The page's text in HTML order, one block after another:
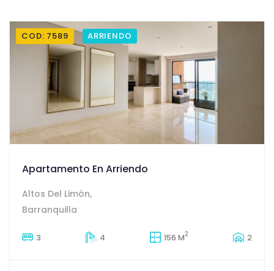
COD: 7589 ARRIENDO
Apartamento En Arriendo
Altos Del Limón,
Barranquilla
3 4 156 M2 2